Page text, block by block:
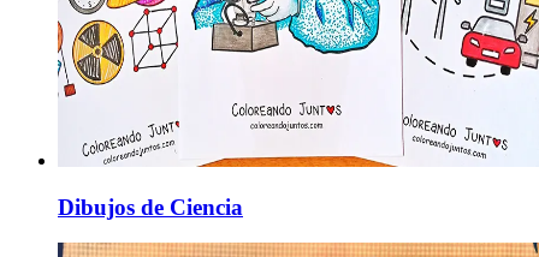
Dibujos de Ciencia